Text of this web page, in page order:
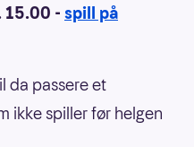
15.00 - spill på
da passere et
ikke spiller før helgen